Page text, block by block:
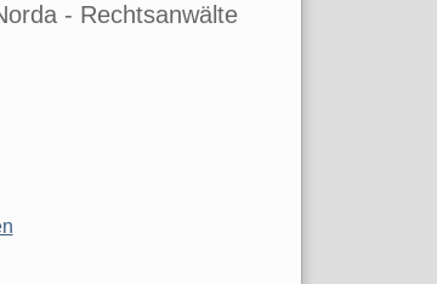
- Rechtsanwälte